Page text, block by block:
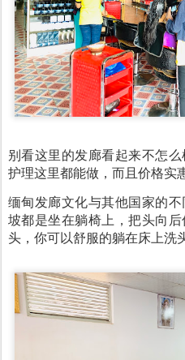
别看这里的发廊看起来不怎
护理这里都能做，而且价格实惠
缅甸发廊文化与其他国家的
坡都是坐在躺椅上，把头向
头，你可以舒服的躺在床上洗头